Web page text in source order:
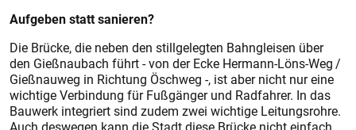
Aufgeben statt sanieren?
Die Brücke, die neben den stillgelegten Bahngleisen über
den Gießnaubach führt - von der Ecke Hermann-Löns-Weg /
Gießnauweg in Richtung Öschweg -, ist aber nicht nur eine
wichtige Verbindung für Fußgänger und Radfahrer. In das
Bauwerk integriert sind zudem zwei wichtige Leitungsrohre.